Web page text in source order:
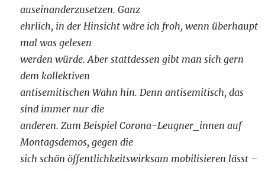
auseinanderzusetzen. Ganz
ehrlich, in der Hinsicht wäre ich froh, wenn überhaupt
mal was gelesen
werden würde. Aber stattdessen gibt man sich gern
dem kollektiven
antisemitischen Wahn hin. Denn antisemitisch, das
sind immer nur die
anderen. Zum Beispiel Corona-Leugner_innen auf
Montagsdemos, gegen die
sich schön öffentlichkeitswirksam mobilisieren lässt –